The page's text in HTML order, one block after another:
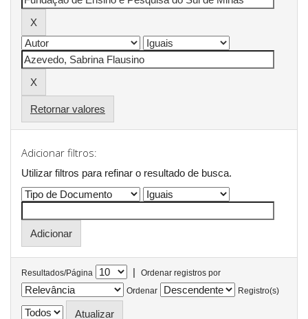
Retornar valores
Adicionar filtros:
Utilizar filtros para refinar o resultado de busca.
Resultados/Página |
Ordenar registros por
Ordenar
Registro(s)